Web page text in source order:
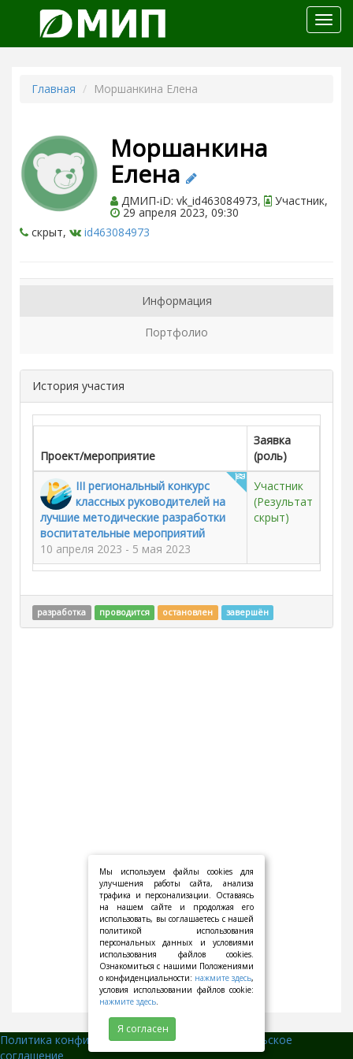
меню
Главная Моршанкина Елена
Моршанкина
Елена
ДМИП-iD: vk_id463084973, Участник,
29 апреля 2023, 09:30
скрыт,
id463084973
Информация
Портфолио
История участия
Проект/мероприятие
Заявка
(роль)
III региональный конкурс
классных руководителей на
лучшие методические разработки
воспитательные мероприятий
10 апреля 2023 - 5 мая 2023
Участник
(Результат
скрыт)
разработка проводится остановлен завершён
Политика конфиденциальности||
Пользовательское
соглашение
Мы используем файлы cookies для
улучшения работы сайта, анализа
трафика и персонализации. Оставаясь
на нашем сайте и продолжая его
использовать, вы соглашаетесь с нашей
политикой использования
персональных данных и условиями
использования файлов cookies.
Ознакомиться с нашими Положениями
о конфиденциальности: нажмите здесь,
условия использовании файлов cookie:
нажмите здесь.
Я согласен